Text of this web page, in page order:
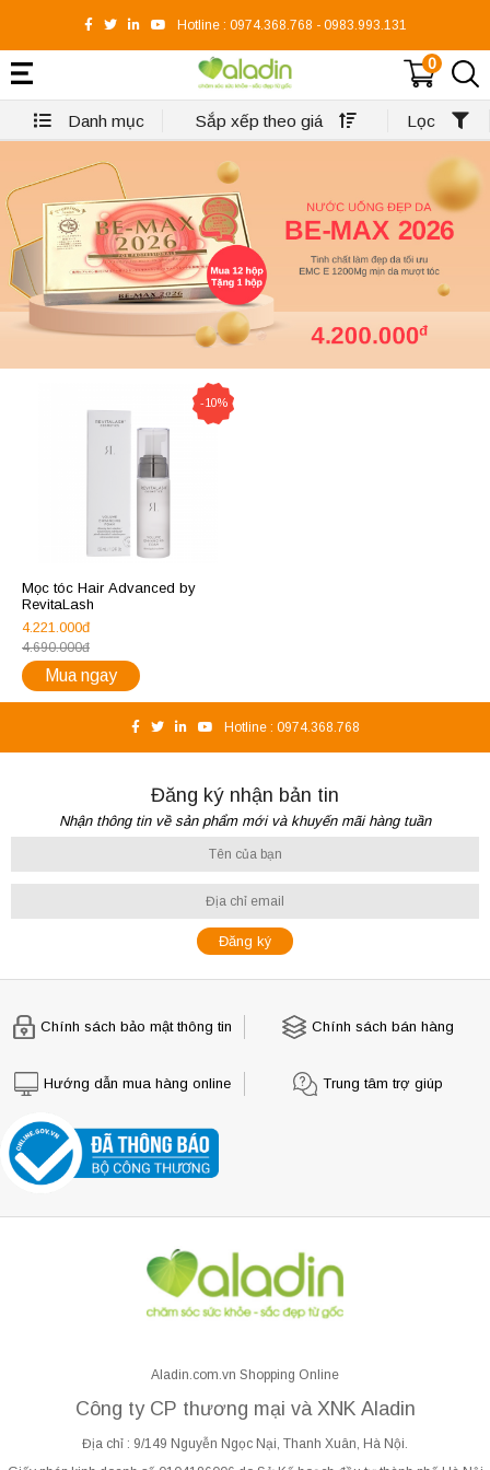
Hotline : 0974.368.768 - 0983.993.131
0
Danh mục Sắp xếp theo giá Lọc
-10%
Mọc tóc Hair Advanced by
RevitaLash
4.221.000đ
4.690.000đ
Mua ngay
Hotline : 0974.368.768
Đăng ký nhận bản tin
Nhận thông tin về sản phẩm mới và khuyến mãi hàng tuần
Chính sách bảo mật thông tin Chính sách bán hàng
Hướng dẫn mua hàng online Trung tâm trợ giúp
Aladin.com.vn Shopping Online
Công ty CP thương mại và XNK Aladin
Địa chỉ : 9/149 Nguyễn Ngọc Nại, Thanh Xuân, Hà Nội.